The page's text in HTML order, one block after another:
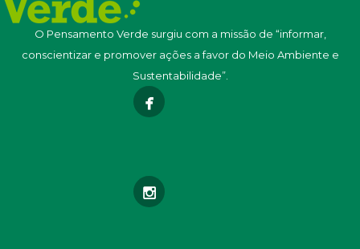
O Pensamento Verde surgiu com a missão de “informar,
conscientizar e promover ações a favor do Meio Ambiente e
Sustentabilidade”.